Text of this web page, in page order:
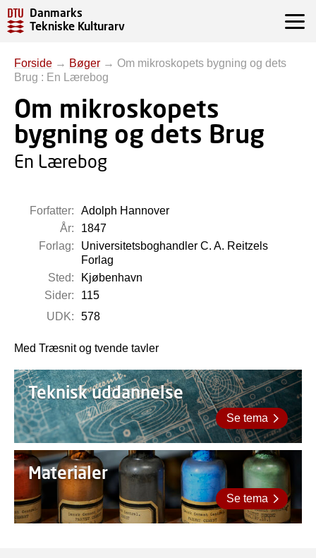
Danmarks
Tekniske Kulturarv
Forside → Bøger → Om mikroskopets bygning og dets
Brug : En Lærebog
Om mikroskopets
bygning og dets Brug
En Lærebog
Forfatter:
Adolph Hannover
År:
1847
Forlag:
Universitetsboghandler C. A. Reitzels
Forlag
Sted:
Kjøbenhavn
Sider:
115
UDK:
578
Med Træsnit og tvende tavler
Teknisk uddannelse
Se tema
Materialer
Se tema